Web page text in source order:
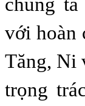
với hoàn
Tăng, Ni
trọng